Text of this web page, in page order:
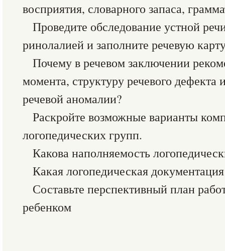
восприятия, словарного запаса,
Проведите обследование устной
ринолалией и заполните речевую
Почему в речевом заключении
момента, структуру речевого
речевой аномалии?
Раскройте возможные варианты
логопедических групп.
Какова наполняемость
Какая логопедическая
Составьте перспективный план
ребенком